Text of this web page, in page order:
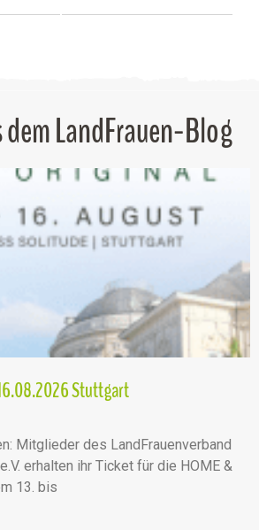
LandFrauen-Blog
Stuttgart
Mitglieder des LandFrauenverband
erhalten ihr Ticket für die HOME &
13. bis